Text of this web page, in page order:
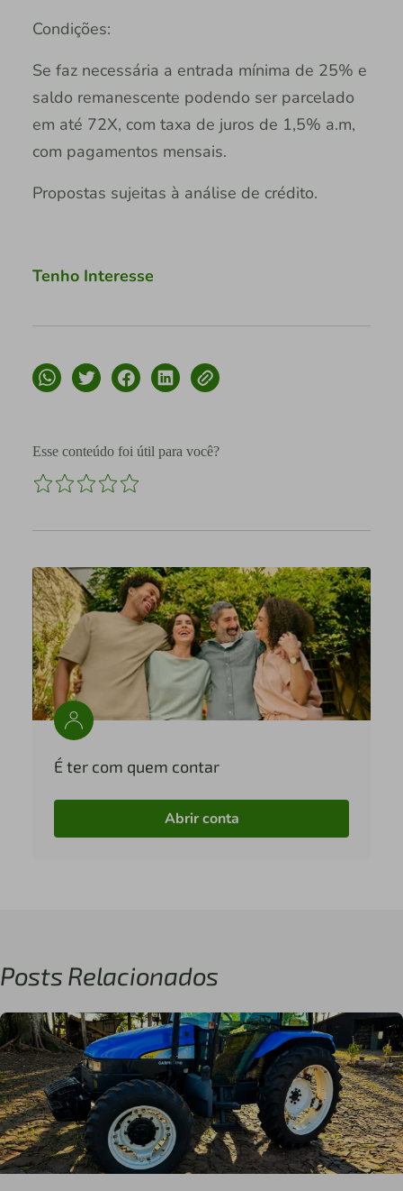
Condições:
Se faz necessária a entrada mínima de 25% e
saldo remanescente podendo ser parcelado
em até 72X, com taxa de juros de 1,5% a.m,
com pagamentos mensais.
Propostas sujeitas à análise de crédito.
Tenho Interesse
Esse conteúdo foi útil para você?
É ter com quem contar
Abrir conta
Posts Relacionados